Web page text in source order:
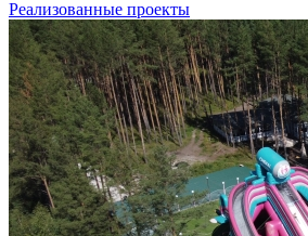
Реализованные проекты